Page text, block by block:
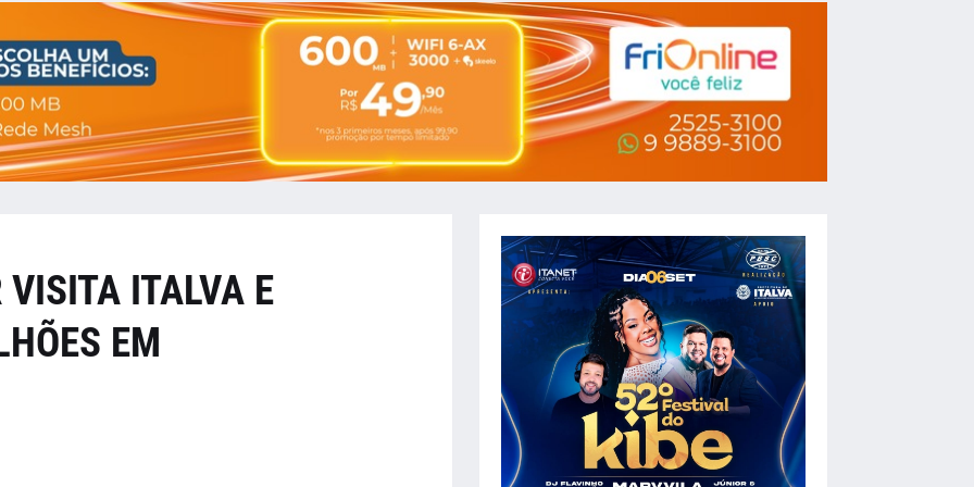
VISITA ITALVA E
EM